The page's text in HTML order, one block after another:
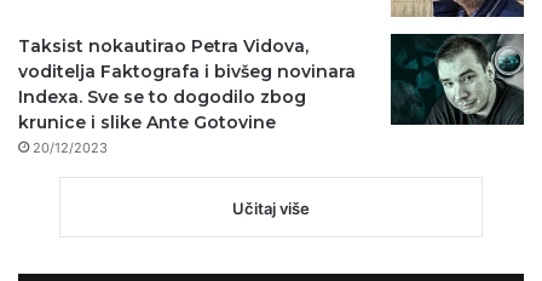
Taksist nokautirao Petra Vidova,
voditelja Faktografa i bivšeg novinara
Indexa. Sve se to dogodilo zbog
krunice i slike Ante Gotovine
20/12/2023
Učitaj više